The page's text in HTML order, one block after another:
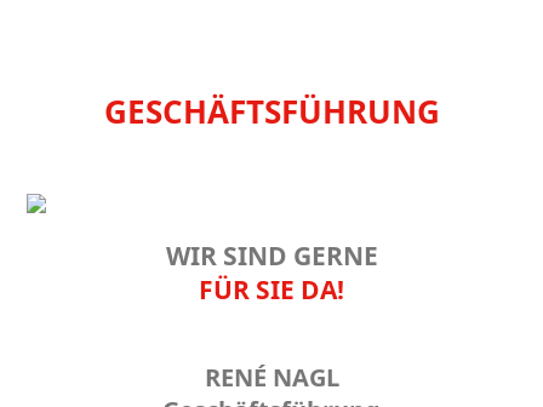
GESCHÄFTSFÜHRUNG
WIR SIND GERNE
FÜR SIE DA!
RENÉ NAGL